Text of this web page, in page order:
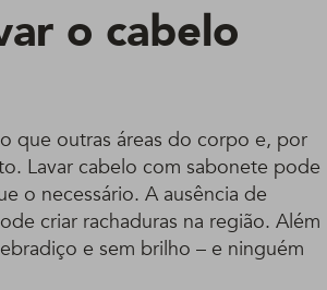
o cabelo
que outras áreas do corpo e, por
Lavar cabelo com sabonete pode
o necessário. A ausência de
criar rachaduras na região. Além
e sem brilho – e ninguém